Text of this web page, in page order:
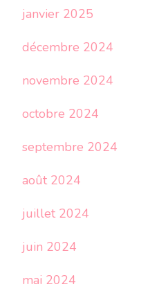
janvier 2025
décembre 2024
novembre 2024
octobre 2024
septembre 2024
août 2024
juillet 2024
juin 2024
mai 2024